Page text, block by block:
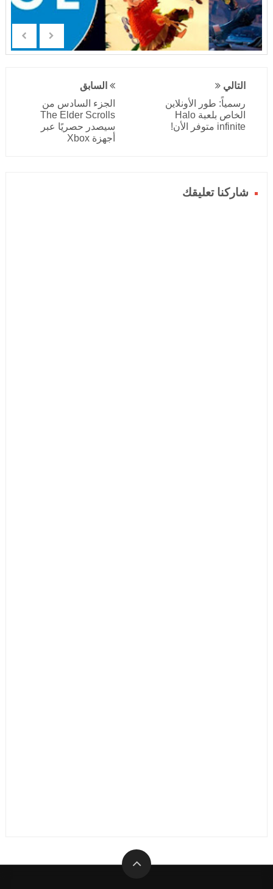
التالي
رسمياً: طور الأونلاين
الخاص بلعبة Halo
infinite متوفر الأن!
السابق
الجزء السادس من
The Elder Scrolls
سيصدر حصريًا عبر
أجهزة Xbox
شاركنا تعليقك